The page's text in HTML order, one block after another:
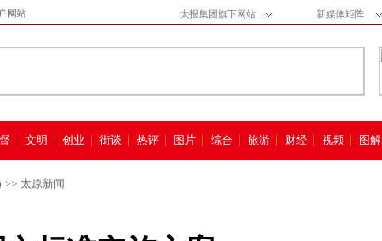
网站 太报集团旗下网站 新媒体矩阵
文明 创业 街谈 热评 图片 综合 旅游 财经 视频 图解
>> 太原新闻